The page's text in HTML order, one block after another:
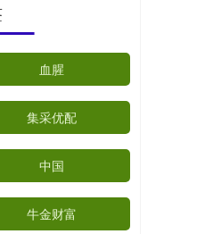
血腥
集采优配
中国
牛金财富